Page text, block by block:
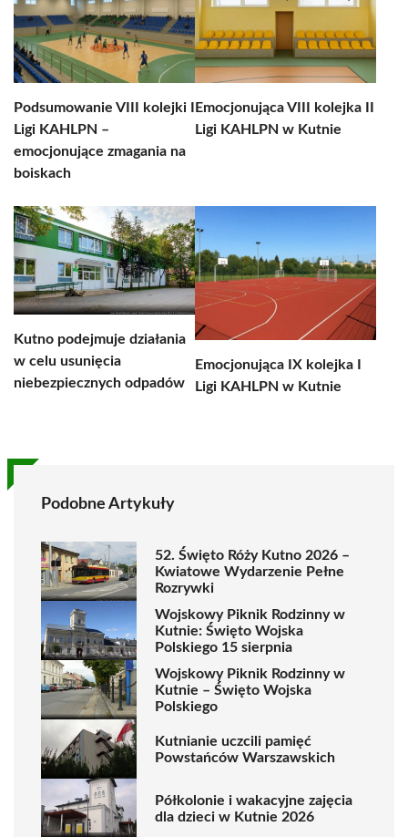
Podsumowanie VIII kolejki I
Ligi KAHLPN –
emocjonujące zmagania na
boiskach
Emocjonująca VIII kolejka II
Ligi KAHLPN w Kutnie
Kutno podejmuje działania
w celu usunięcia
niebezpiecznych odpadów
Emocjonująca IX kolejka I
Ligi KAHLPN w Kutnie
Podobne Artykuły
52. Święto Róży Kutno 2026 –
Kwiatowe Wydarzenie Pełne
Rozrywki
Wojskowy Piknik Rodzinny w
Kutnie: Święto Wojska
Polskiego 15 sierpnia
Wojskowy Piknik Rodzinny w
Kutnie – Święto Wojska
Polskiego
Kutnianie uczcili pamięć
Powstańców Warszawskich
Półkolonie i wakacyjne zajęcia
dla dzieci w Kutnie 2026